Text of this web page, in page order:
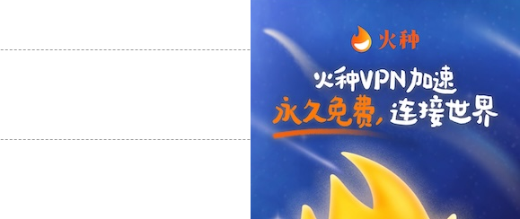
支持
支持[0] 反对[0]
支持[0] 反对[0]